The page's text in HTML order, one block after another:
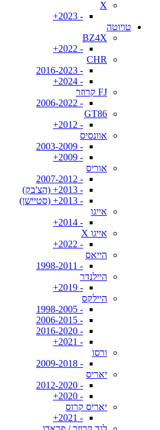
X
- 2023+
טויוטה
BZ4X
- 2022+
CHR
- 2016-2023
- 2024+
FJ קרוזר
- 2006-2022
GT86
- 2012+
אוונסיס
- 2003-2009
- 2009+
אוריס
- 2007-2012
- 2013+ (הצ'בק)
- 2013+ (סטיישן)
אייגו
- 2014+
אייגו X
- 2022+
הייאס
- 1998-2011
היילנדר
- 2019+
היילקס
- 1998-2005
- 2006-2015
- 2016-2020
- 2021+
ורסו
- 2009-2018
יאריס
- 2012-2020
- 2020+
יאריס קרוס
- 2021+